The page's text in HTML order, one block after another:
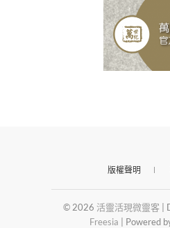
版權聲明
© 2026 活靈活現微靈客 |
Freesia | Powered